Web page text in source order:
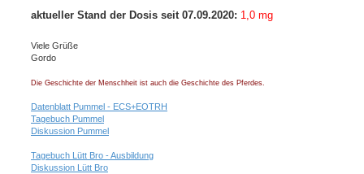
aktueller Stand der Dosis seit 07.09.2020: 1,0 mg
Viele Grüße
Gordo
Die Geschichte der Menschheit ist auch die Geschichte des Pferdes.
Datenblatt Pummel - ECS+EOTRH
Tagebuch Pummel
Diskussion Pummel
Tagebuch Lütt Bro - Ausbildung
Diskussion Lütt Bro